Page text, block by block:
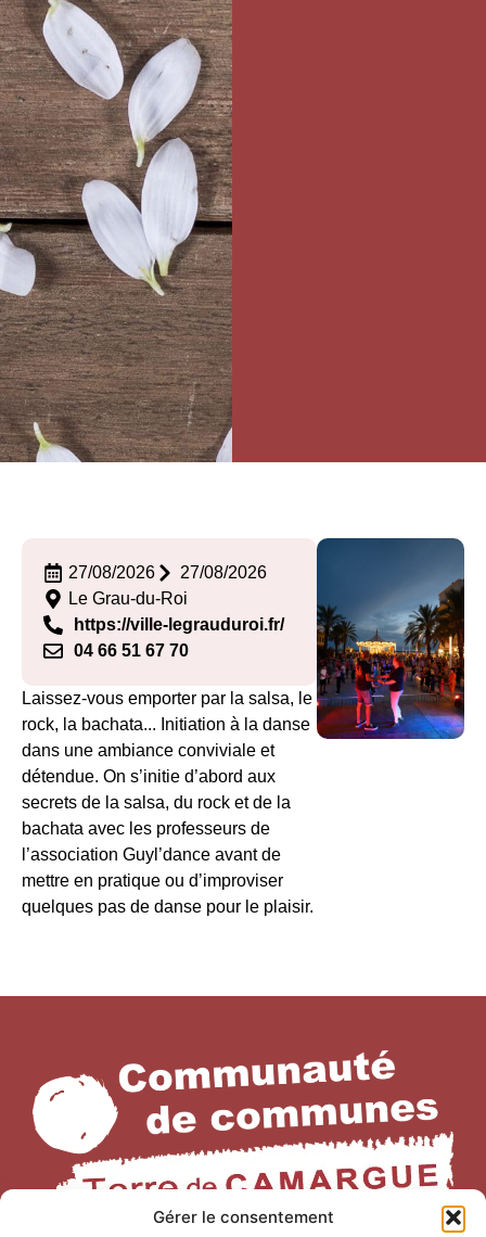
Gérer le consentement
27/08/2026
27/08/2026
Le Grau-du-Roi
https://ville-legrauduroi.fr/
04 66 51 67 70
Laissez-vous emporter par la salsa, le
rock, la bachata... Initiation à la danse
dans une ambiance conviviale et
détendue. On s’initie d’abord aux
secrets de la salsa, du rock et de la
bachata avec les professeurs de
l’association Guyl’dance avant de
mettre en pratique ou d’improviser
quelques pas de danse pour le plaisir.